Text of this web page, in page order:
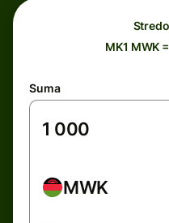
MK1 MWK
Suma
MWK